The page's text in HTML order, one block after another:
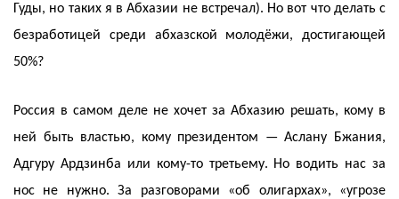
Гуды, но таких я в Абхазии не встречал). Но вот что делать с
безработицей среди абхазской молодёжи, достигающей
50%?
Россия в самом деле не хочет за Абхазию решать, кому в
ней быть властью, кому президентом — Аслану Бжания,
Адгуру Ардзинба или кому-то третьему. Но водить нас за
нос не нужно. За разговорами «об олигархах», «угрозе